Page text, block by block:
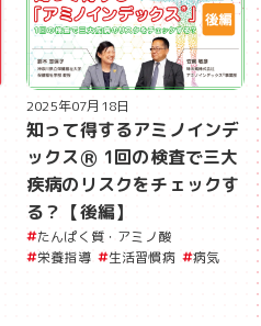
2025年07月18日
知って得するアミノインデ
ックスⓇ 1回の検査で三大
疾病のリスクをチェックす
る？【後編】
たんぱく質・アミノ酸
栄養指導
生活習慣病 病気